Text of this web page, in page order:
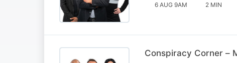
6 AUG 9AM 2 MIN
Conspiracy Corner –